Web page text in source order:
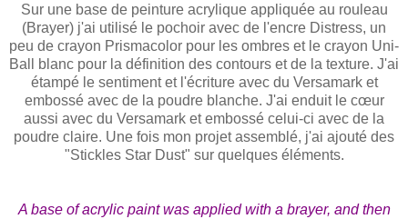
Sur une base de peinture acrylique appliquée au rouleau
(Brayer) j'ai utilisé le pochoir avec de l'encre Distress, un
peu de crayon Prismacolor pour les ombres et le crayon Uni-
Ball blanc pour la définition des contours et de la texture. J'ai
étampé le sentiment et l'écriture avec du Versamark et
embossé avec de la poudre blanche. J'ai enduit le cœur
aussi avec du Versamark et embossé celui-ci avec de la
poudre claire. Une fois mon projet assemblé, j'ai ajouté des
"Stickles Star Dust" sur quelques éléments.
A base of acrylic paint was applied with a brayer, and then